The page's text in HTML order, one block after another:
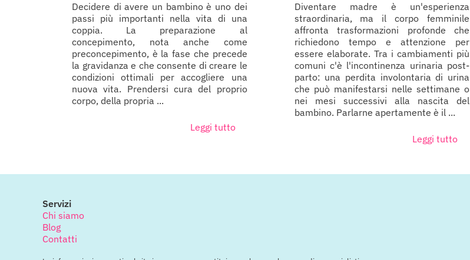
Decidere di avere un bambino è uno dei
passi più importanti nella vita di una
coppia. La preparazione al
concepimento, nota anche come
preconcepimento, è la fase che precede
la gravidanza e che consente di creare le
condizioni ottimali per accogliere una
nuova vita. Prendersi cura del proprio
corpo, della propria ...
Leggi tutto
Diventare madre è un'esperienza
straordinaria, ma il corpo femminile
affronta trasformazioni profonde che
richiedono tempo e attenzione per
essere elaborate. Tra i cambiamenti più
comuni c'è l'incontinenza urinaria post-
parto: una perdita involontaria di urina
che può manifestarsi nelle settimane o
nei mesi successivi alla nascita del
bambino. Parlarne apertamente è il ...
Leggi tutto
Servizi
Chi siamo
Blog
Contatti